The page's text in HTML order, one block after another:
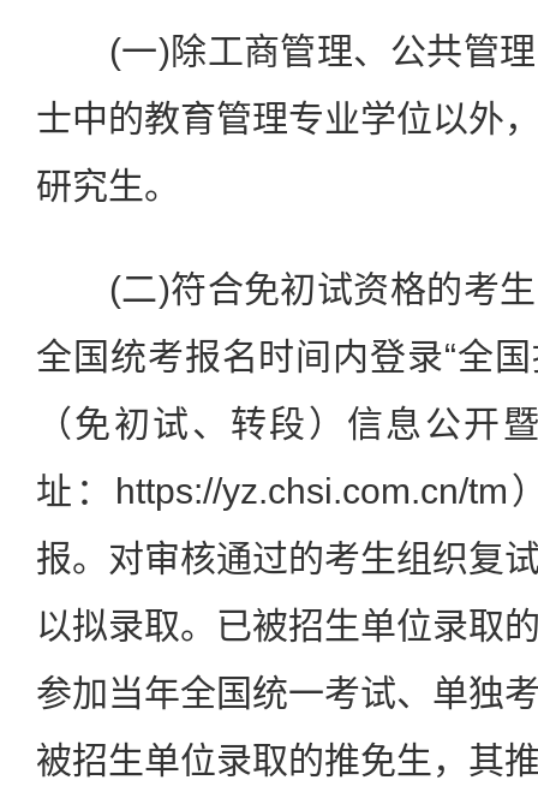
(一)除工商管理、公共管理
士中的教育管理专业学位以外
研究生。
(二)符合免初试资格的考生
全国统考报名时间内登录“全
（免初试、转段）信息公开
址：https://yz.chsi.com.cn/
报。对审核通过的考生组织复
以拟录取。已被招生单位录取
参加当年全国统一考试、单独
被招生单位录取的推免生，其